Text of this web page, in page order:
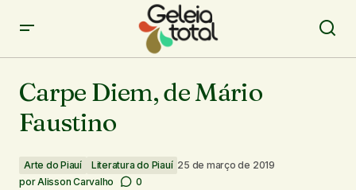
Carpe Diem, de Mário
Faustino
Arte do Piauí Literatura do Piauí 25 de março de 2019
porAlisson Carvalho 0